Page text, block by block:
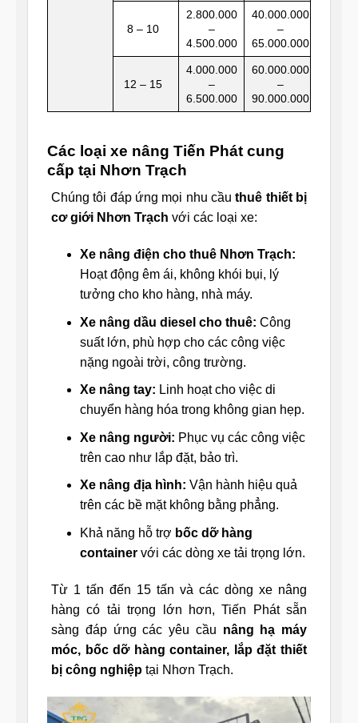
8 – 10
2.800.000
–
4.500.000
40.000.000
–
65.000.000
12 – 15
4.000.000
–
6.500.000
60.000.000
–
90.000.000
Các loại xe nâng Tiến Phát cung
cấp tại Nhơn Trạch
Chúng tôi đáp ứng mọi nhu cầuthuê thiết bị
cơ giới Nhơn Trạch với các loại xe:
Xe nâng điện cho thuê Nhơn Trạch:
Hoạt động êm ái, không khói bụi, lý
tưởng cho kho hàng, nhà máy.
Xe nâng dầu diesel cho thuê: Công
suất lớn, phù hợp cho các công việc
nặng ngoài trời, công trường.
Xe nâng tay: Linh hoạt cho việc di
chuyển hàng hóa trong không gian hẹp.
Xe nâng người: Phục vụ các công việc
trên cao như lắp đặt, bảo trì.
Xe nâng địa hình: Vận hành hiệu quả
trên các bề mặt không bằng phẳng.
Khả năng hỗ trợ bốc dỡ hàng
containervới các dòng xe tải trọng lớn.
Từ 1 tấn đến 15 tấn và các dòng xe nâng
hàng có tải trọng lớn hơn, Tiến Phát sẵn
sàng đáp ứng các yêu cầu nâng hạ máy
móc, bốc dỡ hàng container, lắp đặt thiết
bị công nghiệp tại Nhơn Trạch.